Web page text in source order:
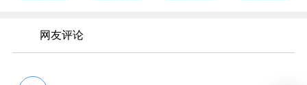
网友评论